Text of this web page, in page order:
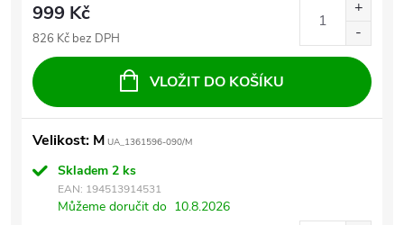
999 Kč
826 Kč bez DPH
VLOŽIT DO KOŠÍKU
Velikost: M UA_1361596-090/M
Skladem 2 ks
EAN: 194513914531
Můžeme doručit do 10.8.2026